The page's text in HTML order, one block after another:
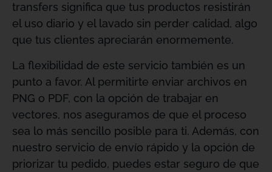
transfers significa que tus productos resistirán
el uso diario y el lavado sin perder calidad, algo
que tus clientes apreciarán enormemente.
La flexibilidad de este servicio también es un
punto a favor. Al permitirte enviar archivos en
PNG o PDF, con la opción de trabajar en
vectores, nos aseguramos de que el proceso
sea lo más sencillo posible para ti. Además, con
nuestro servicio de envío rápido y la opción de
priorizar tu pedido, puedes estar seguro de que